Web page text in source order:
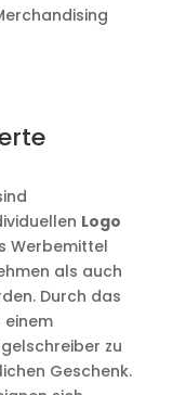
Logo
Werbemittel
als auch
Durch das
einem
zu
Geschenk.